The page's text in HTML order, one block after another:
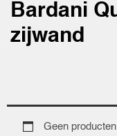
Bardani
zijwand
Geen